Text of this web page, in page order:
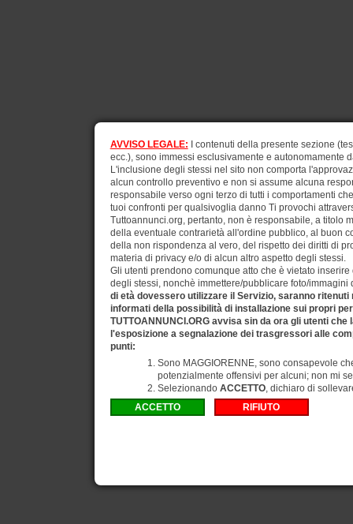
AVVISO LEGALE: I contenuti della presente sezione
ecc.), sono immessi esclusivamente e autonomamente
L'inclusione degli stessi nel sito non comporta
alcun controllo preventivo e non si assume alcuna
responsabile verso ogni terzo di tutti i comportamenti
tuoi confronti per qualsivoglia danno Ti provochi
Tuttoannunci.org, pertanto, non è responsabile, a titolo
della eventuale contrarietà all'ordine pubblico, al buon
della non rispondenza al vero, del rispetto dei diritti di
materia di privacy e/o di alcun altro aspetto degli stessi.
Gli utenti prendono comunque atto che è vietato
degli stessi, nonchè immettere/pubblicare foto/
di età dovessero utilizzare il Servizio, saranno
informati della possibilità di installazione sui propri
TUTTOANNUNCI.ORG avvisa sin da ora gli utenti
l'esposizione a segnalazione dei trasgressori alle
punti:
Sono MAGGIORENNE, sono consapevole
potenzialmente offensivi per alcuni; non mi
Selezionando ACCETTO, dichiaro di